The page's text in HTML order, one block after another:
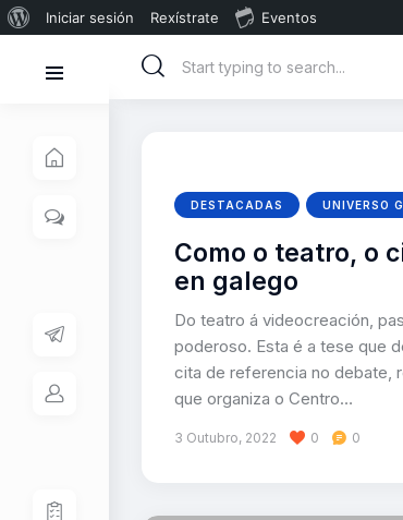
Iniciar sesión Rexístrate Eventos
DESTACADAS UNIVERSO
Como o teatro, o
en galego
Do teatro á videocreación,
poderoso. Esta é a tese que
cita de referencia no debate,
que organiza o Centro…
3 Outubro, 2022 0 0